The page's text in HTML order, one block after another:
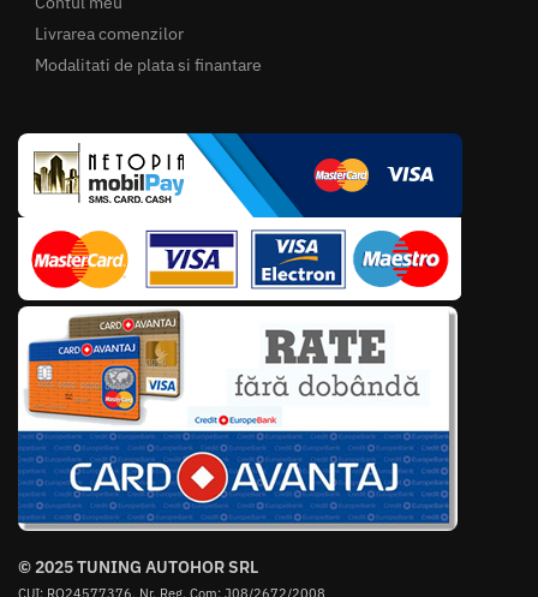
Livrarea comenzilor
Modalitati de plata si finantare
© 2025 TUNING AUTOHOR SRL
CUI: RO24577376, Nr. Reg. Com: J08/2672/2008